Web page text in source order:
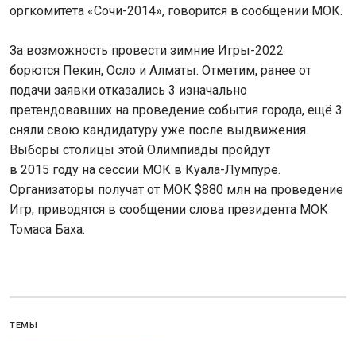
оргкомитета «Сочи-2014», говорится в сообщении МОК.
За возможность провести зимние Игры-2022
борются Пекин, Осло и Алматы. Отметим, ранее от
подачи заявки отказались 3 изначально
претендовавших на проведение события города, ещё 3
сняли свою кандидатуру уже после выдвижения.
Выборы столицы этой Олимпиады пройдут
в 2015 году на сессии МОК в Куала-Лумпуре.
Организаторы получат от МОК $880 млн на проведение
Игр, приводятся в сообщении слова президента МОК
Томаса Баха.
ТЕМЫ